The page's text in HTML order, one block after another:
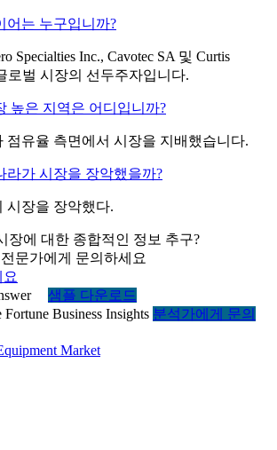
어는 누구입니까?
Specialties Inc., Cavotec SA 및 Curtis
로벌 시장의 선두주자입니다.
높은 지역은 어디입니까?
점유율 측면에서 시장을 지배했습니다.
라가 시장을 장악했을까?
시장을 장악했다.
장에 대한 종합적인 정보 추구?
전문가에게 문의하세요
샘플 다운로드
분석가에게 문의